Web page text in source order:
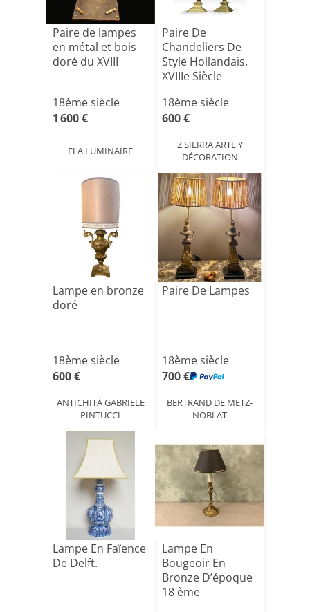
Paire de lampes
en métal et bois
doré du XVIII
18ème siècle
1 600 €
ELA LUMINAIRE
Paire De
Chandeliers De
Style Hollandais.
XVIIIe Siècle
18ème siècle
600 €
Z SIERRA ARTE Y
DÉCORATION
Lampe en bronze
doré
18ème siècle
600 €
ANTICHITÀ GABRIELE
PINTUCCI
Paire De Lampes
18ème siècle
700 €
BERTRAND DE METZ-
NOBLAT
Lampe En Faïence
De Delft.
Lampe En
Bougeoir En
Bronze D’époque
18 ème